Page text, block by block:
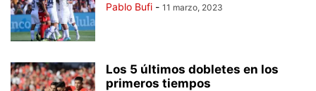
Pablo Bufi - 11 marzo, 2023
Los 5 últimos dobletes en los
primeros tiempos